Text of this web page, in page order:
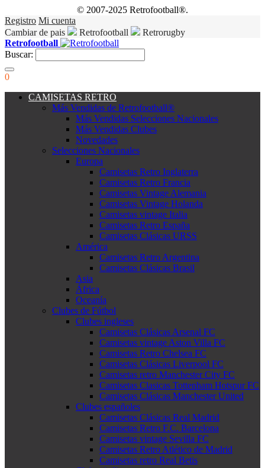
© 2007-2025 Retrofootball®.
Registro Mi cuenta
Cambiar de pais
Retrofootball
Retrorugby
Retrofootball
Buscar:
0
CAMISETAS RETRO
Más Vendidas de Retrofootball®
Más Vendidas Selecciones Nacionales
Más Vendidas Clubes
Novedades
Selecciones Nacionales
Europa
Camisetas Retro Inglaterra
Camisetas Retro Francia
Camisetas Vintage Alemania
Camisetas Vintage Holanda
Camisetas vintage Italia
Camisetas Retro España
Camisetas Clásicas URSS
América
Camisetas Retro Argentina
Camisetas Clásicas Brasil
Asia
África
Oceanía
Clubes de Fútbol
Clubes ingleses
Camisetas Clásicas Arsenal FC
Camisetas vintage Aston Villa FC
Camisetas Retro Chelsea FC
Camisetas Clásicas Liverpool FC
Camisetas retro Manchester City FC
Camisetas Clasicas Tottenham Hotspur FC
Camisetas Clásicas Manchester United
Clubes españoles
Camisetas Clásicas Real Madrid
Camisetas Retro F.C. Barcelona
Camisetas vintage Sevilla FC
Camisetas Retro Atlético de Madrid
Camisetas retro Real Betis